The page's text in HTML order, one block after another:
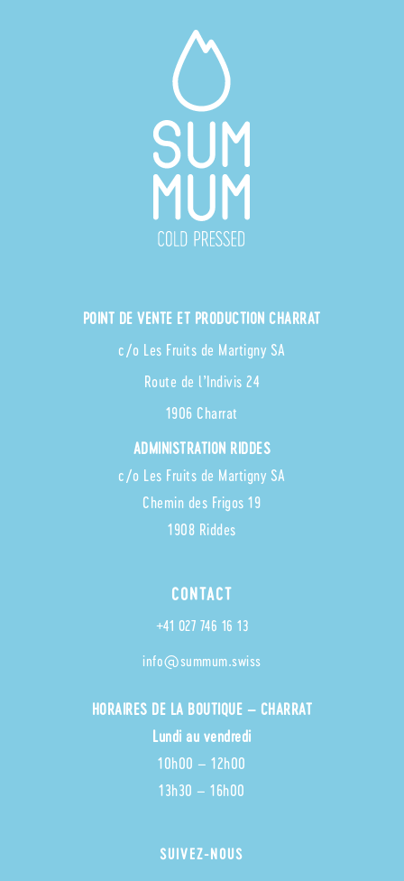
POINT DE VENTE ET PRODUCTION CHARRAT
c/o Les Fruits de Martigny SA
Route de l’Indivis 24
1906 Charrat
ADMINISTRATION RIDDES
c/o Les Fruits de Martigny SA
Chemin des Frigos 19
1908 Riddes
CONTACT
+41 027 746 16 13
info@summum.swiss
HORAIRES DE LA BOUTIQUE – CHARRAT
Lundi au vendredi
10h00 – 12h00
13h30 – 16h00
SUIVEZ-NOUS